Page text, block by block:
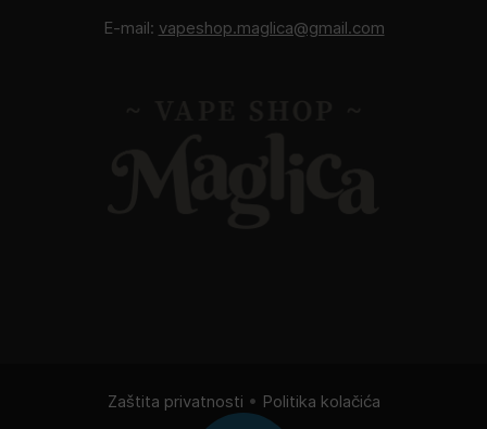
E-mail: vapeshop.maglica@gmail.com
Zaštita privatnosti • Politika kolačića